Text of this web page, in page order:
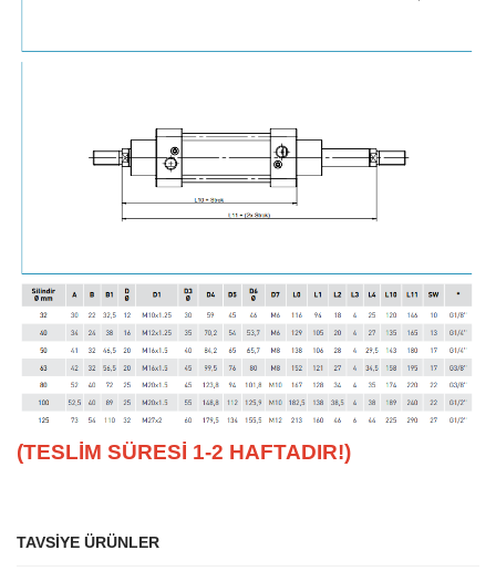
(TESLİM SÜRESİ 1-2 HAFTADIR!)
TAVSİYE ÜRÜNLER